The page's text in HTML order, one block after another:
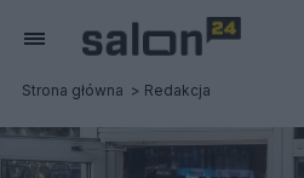
Strona główna Redakcja